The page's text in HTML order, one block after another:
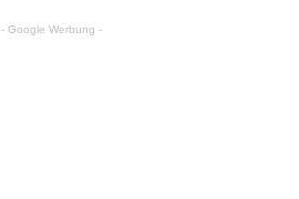
- Google Werbung -